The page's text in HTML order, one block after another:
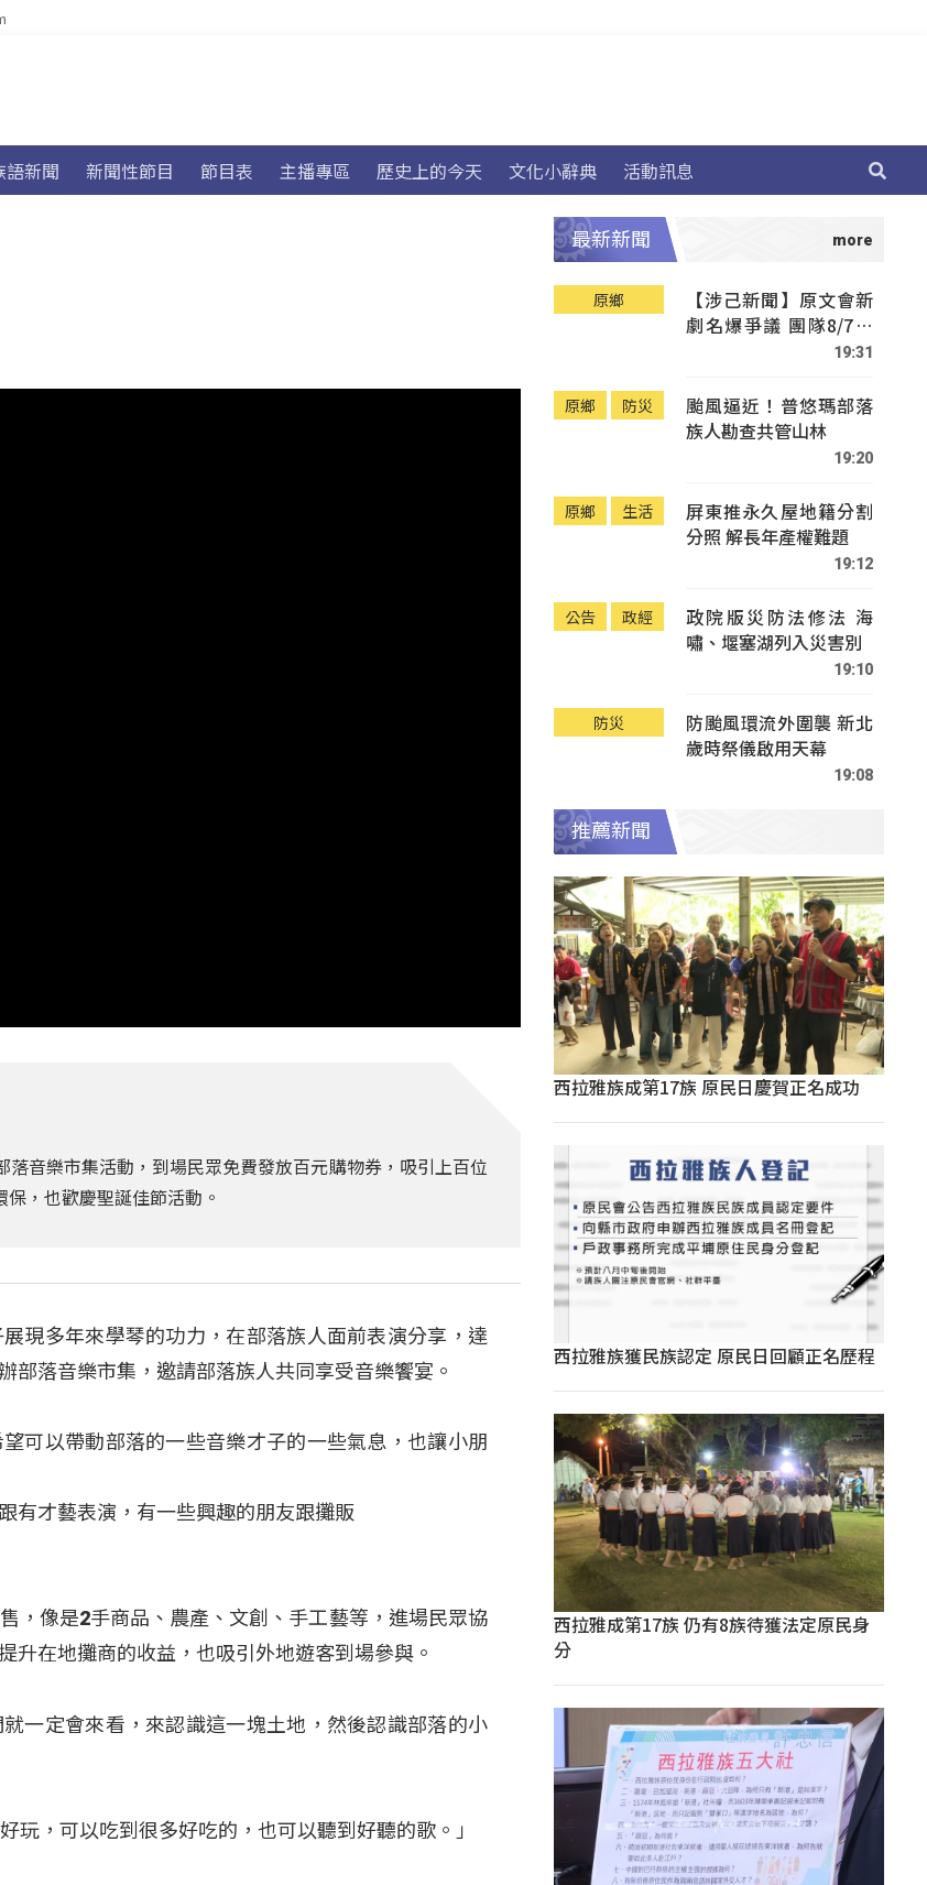
語新聞 新聞性節目 節目表 主播專區 歷史上的今天 文化小辭典 活動訊息
音樂市集活動，到場民眾免費發放百元購物券，吸引上百位
，也歡慶聖誕佳節活動。
現多年來學琴的功力，在部落族人面前表演分享，達
部落音樂市集，邀請部落族人共同享受音樂饗宴。
可以帶動部落的一些音樂才子的一些氣息，也讓小朋
有才藝表演，有一些興趣的朋友跟攤販
，像是2手商品、農產、文創、手工藝等，進場民眾協
升在地攤商的收益，也吸引外地遊客到場參與。
一定會來看，來認識這一塊土地，然後認識部落的小
玩，可以吃到很多好吃的，也可以聽到好聽的歌。」
最新新聞
原鄉
【涉己新聞】原文會新
劇名爆爭議 團隊8/7赴
19:31
原鄉 防災
颱風逼近！普悠瑪部落
族人勘查共管山林
19:20
原鄉 生活
屏東推永久屋地籍分割
分照 解長年產權難題
19:12
公告 政經
政院版災防法修法 海
嘯、堰塞湖列入災害別
19:10
防災
防颱風環流外圍襲 新北
歲時祭儀啟用天幕
19:08
推薦新聞
西拉雅族成第17族 原民日慶賀正名成功
西拉雅族獲民族認定 原民日回顧正名歷程
西拉雅成第17族 仍有8族待獲法定原民身
分